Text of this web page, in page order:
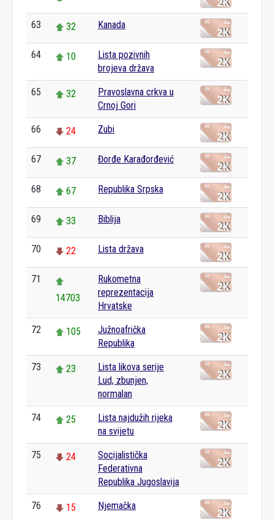
63 32 Kanada
64 10
Lista pozivnih
brojeva država
65 32
Pravoslavna crkva u
Crnoj Gori
66 24 Zubi
67 37 Đorđe Karađorđević
68 67 Republika Srpska
69 33 Biblija
70 22 Lista država
71
14703
Rukometna
reprezentacija
Hrvatske
72 105
Južnoafrička
Republika
73 23
Lista likova serije
Lud, zbunjen,
normalan
74 25
Lista najdužih rijeka
na svijetu
75 24
Socijalistička
Federativna
Republika Jugoslavija
76 15 Njemačka